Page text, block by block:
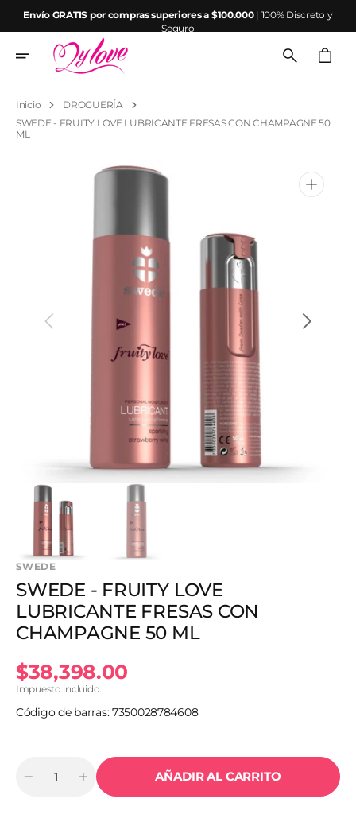
directamente
al
contenido
Envío GRATIS por compras superiores a $100.000| 100% Discreto y
Seguro
Carrito
Inicio
DROGUERÍA
SWEDE - FRUITY LOVE LUBRICANTE FRESAS CON CHAMPAGNE 50
ML
galería
SWEDE
SWEDE - FRUITY LOVE
LUBRICANTE FRESAS CON
CHAMPAGNE 50 ML
Precio
habitual
$38,398.00
Impuesto incluido.
Código de barras: 7350028784608
Reducir
Cantidad
Aumentar
cantidad
AÑADIR AL CARRITO